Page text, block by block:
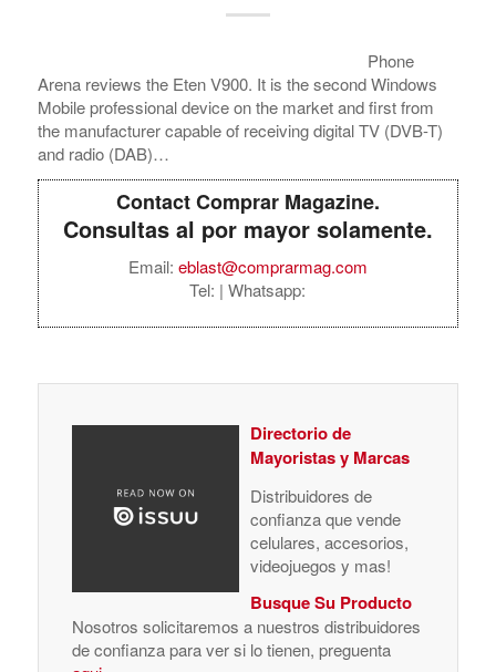
Phone
Arena reviews the Eten V900. It is the second Windows
Mobile professional device on the market and first from
the manufacturer capable of receiving digital TV (DVB-T)
and radio (DAB)…
Contact Comprar Magazine.
Consultas al por mayor solamente.
Email: eblast@comprarmag.com
Tel: | Whatsapp:
Directorio de
Mayoristas y Marcas
Distribuidores de
confianza que vende
celulares, accesorios,
videojuegos y mas!
Busque Su Producto
Nosotros solicitaremos a nuestros distribuidores
de confianza para ver si lo tienen, preguenta